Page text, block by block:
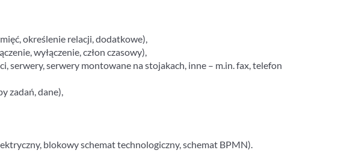
określenie relacji, dodatkowe),
wyłączenie, człon czasowy),
serwery, serwery montowane na stojakach, inne – m.in. fax, telefon
zadań, dane),
blokowy schemat technologiczny, schemat BPMN).